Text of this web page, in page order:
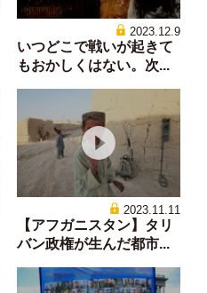
2023.12.9
いつどこで戦いが起きて
もおかしくはない。次...
2023.11.11
【アフガニスタン】タリ
バン政権が生んだ都市...